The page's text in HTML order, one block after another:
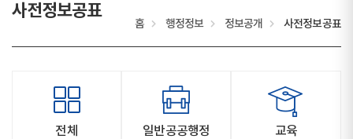
사전정보공표
홈 행정정보 정보공개 사전정보공표
전체 일반공공행정 교육